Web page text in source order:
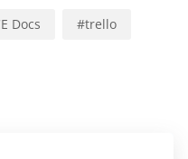
Docs #trello